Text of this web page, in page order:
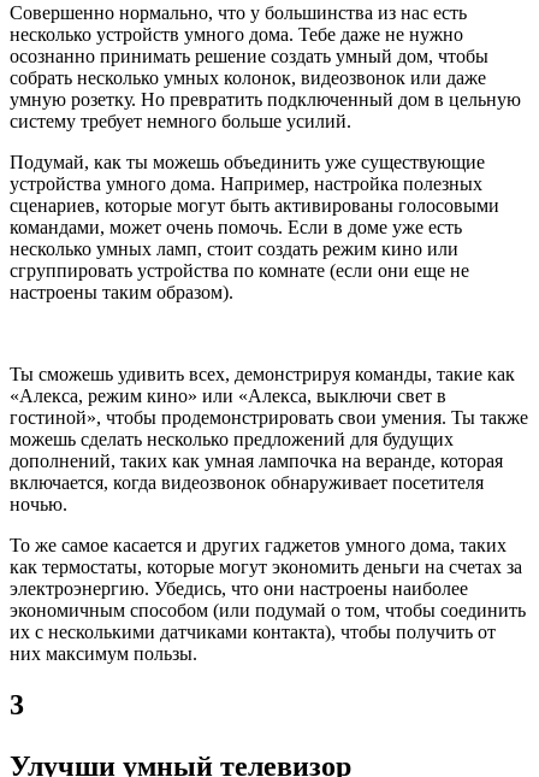
Совершенно нормально, что у большинства из нас есть
несколько устройств умного дома. Тебе даже не нужно
осознанно принимать решение создать умный дом, чтобы
собрать несколько умных колонок, видеозвонок или даже
умную розетку. Но превратить подключенный дом в цельную
систему требует немного больше усилий.
Подумай, как ты можешь объединить уже существующие
устройства умного дома. Например, настройка полезных
сценариев, которые могут быть активированы голосовыми
командами, может очень помочь. Если в доме уже есть
несколько умных ламп, стоит создать режим кино или
сгруппировать устройства по комнате (если они еще не
настроены таким образом).
Ты сможешь удивить всех, демонстрируя команды, такие как
«Алекса, режим кино» или «Алекса, выключи свет в
гостиной», чтобы продемонстрировать свои умения. Ты также
можешь сделать несколько предложений для будущих
дополнений, таких как умная лампочка на веранде, которая
включается, когда видеозвонок обнаруживает посетителя
ночью.
То же самое касается и других гаджетов умного дома, таких
как термостаты, которые могут экономить деньги на счетах за
электроэнергию. Убедись, что они настроены наиболее
экономичным способом (или подумай о том, чтобы соединить
их с несколькими датчиками контакта), чтобы получить от
них максимум пользы.
3
Улучши умный телевизор